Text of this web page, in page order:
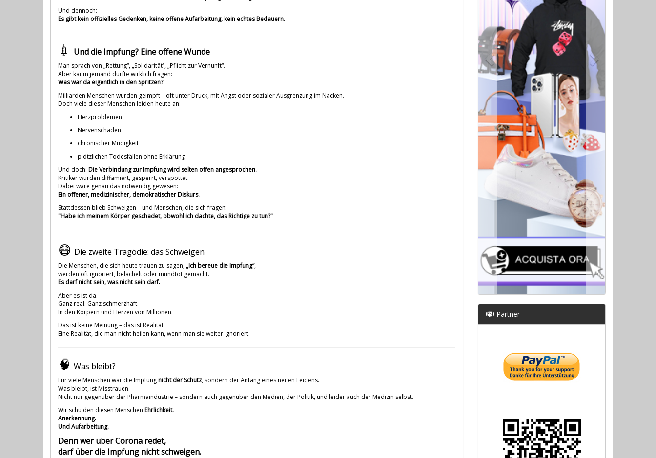
Und dennoch:
Es gibt kein offizielles Gedenken, keine offene Aufarbeitung, kein echtes Bedauern.
💉 Und die Impfung? Eine offene Wunde
Man sprach von „Rettung“, „Solidarität“, „Pflicht zur Vernunft“.
Aber kaum jemand durfte wirklich fragen:
Was war da eigentlich in den Spritzen?
Milliarden Menschen wurden geimpft – oft unter Druck, mit Angst oder sozialer Ausgrenzung im Nacken.
Doch viele dieser Menschen leiden heute an:
Herzproblemen
Nervenschäden
chronischer Müdigkeit
plötzlichen Todesfällen ohne Erklärung
Und doch: Die Verbindung zur Impfung wird selten offen angesprochen.
Kritiker wurden diffamiert, gesperrt, verspottet.
Dabei wäre genau das notwendig gewesen:
Ein offener, medizinischer, demokratischer Diskurs.
Stattdessen blieb Schweigen – und Menschen, die sich fragen:
"Habe ich meinem Körper geschadet, obwohl ich dachte, das Richtige zu tun?"
😷 Die zweite Tragödie: das Schweigen
Die Menschen, die sich heute trauen zu sagen,„Ich bereue die Impfung“,
werden oft ignoriert, belächelt oder mundtot gemacht.
Es darf nicht sein, was nicht sein darf.
Aber es ist da.
Ganz real. Ganz schmerzhaft.
In den Körpern und Herzen von Millionen.
Das ist keine Meinung – das ist Realität.
Eine Realität, die man nicht heilen kann, wenn man sie weiter ignoriert.
🧠 Was bleibt?
Für viele Menschen war die Impfungnicht der Schutz, sondern der Anfang eines neuen Leidens.
Was bleibt, ist Misstrauen.
Nicht nur gegenüber der Pharmaindustrie – sondern auch gegenüber den Medien, der Politik, und leider auch der Medizin selbst.
Wir schulden diesen Menschen Ehrlichkeit.
Anerkennung.
Und Aufarbeitung.
Denn wer über Corona redet,
darf über die Impfung nicht schweigen.
Partner